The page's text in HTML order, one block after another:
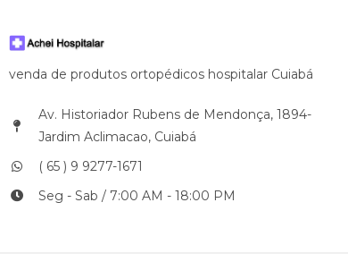
venda de produtos ortopédicos hospitalar Cuiabá
Av. Historiador Rubens de Mendonça, 1894-
Jardim Aclimacao, Cuiabá
( 65 ) 9 9277-1671
Seg - Sab / 7:00 AM - 18:00 PM